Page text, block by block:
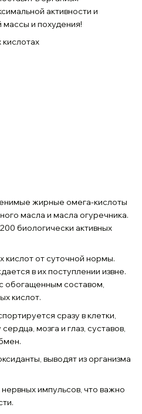
активности и
и похудения!
жирные омега-кислоты
масла и масла огуречника.
биологически активных
кислот от суточной нормы.
в их поступлении извне.
обогащенным составом,
кислот.
сразу в клетки,
мозга и глаз, суставов,
выводят из организма
импульсов, что важно